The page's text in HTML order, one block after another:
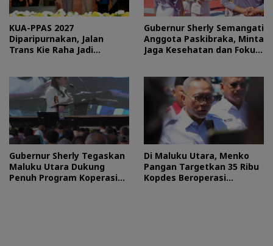
KUA-PPAS 2027
Diparipurnakan, Jalan
Trans Kie Raha Jadi
Gubernur Sherly Semangati
Anggota Paskibraka, Minta
Jaga Kesehatan dan Fokus
Gubernur Sherly Tegaskan
Maluku Utara Dukung
Penuh Program Koperasi
Di Maluku Utara, Menko
Pangan Targetkan 35 Ribu
Kopdes Beroperasi